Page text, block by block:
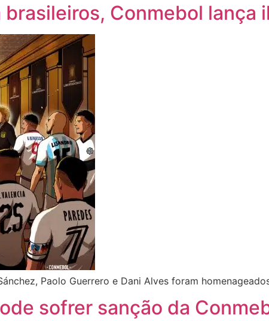
Conmebol lança
Paolo Guerrero e Dani Alves foram
sofrer sanção da